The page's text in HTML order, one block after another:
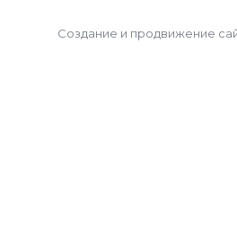
Создание и продвижение